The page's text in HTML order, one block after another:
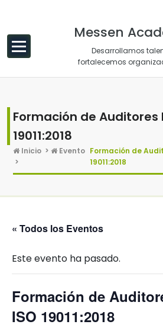
Messen
Desarrollamos
fortalecemos
Formación de Auditores
19011:2018
Inicio >
Evento
>
Formación de
19011:2018
« Todos los Eventos
Este evento ha pasado.
Formación de
ISO 19011:2018